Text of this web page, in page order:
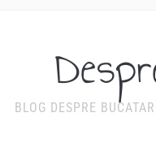
BLOG DESPRE